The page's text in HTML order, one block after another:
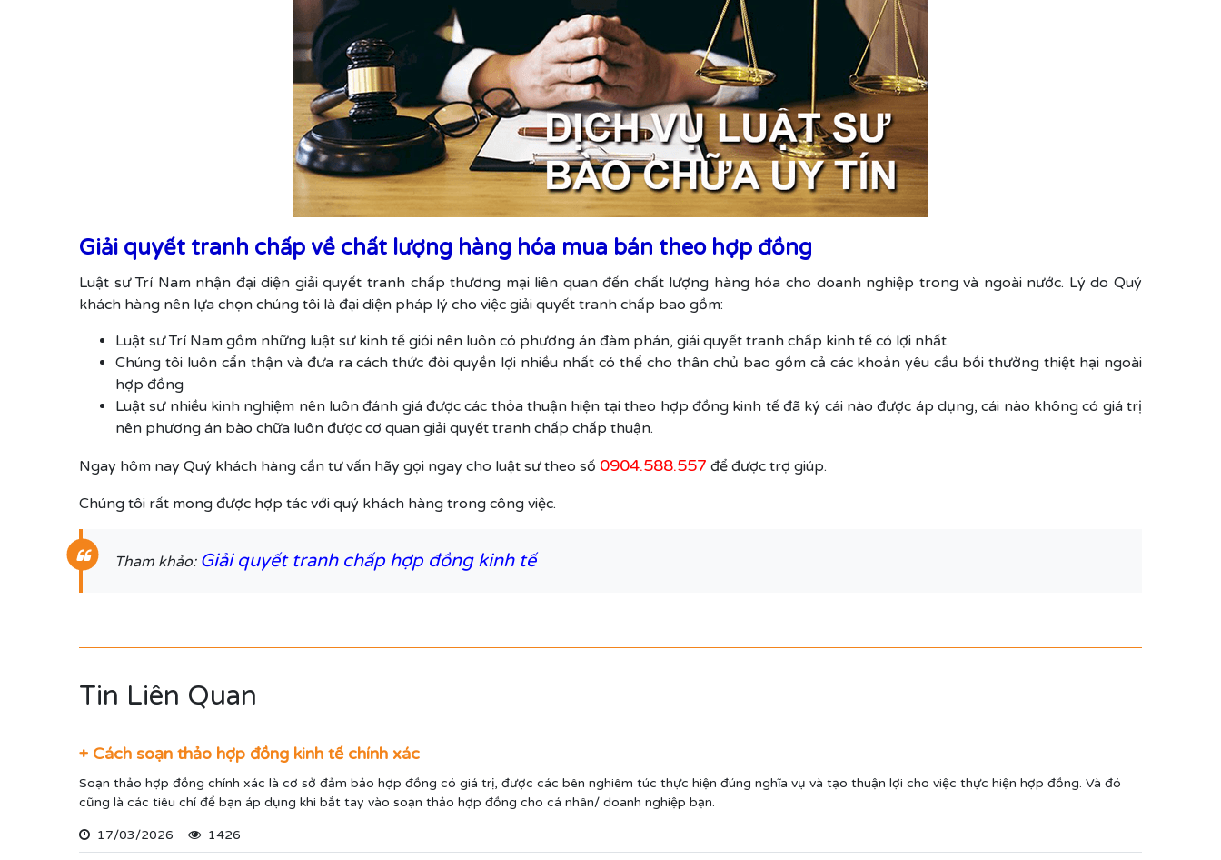
Giải quyết tranh chấp về chất lượng hàng hóa mua bán theo hợp đồng
Luật sư Trí Nam nhận đại diện giải quyết tranh chấp thương mại liên quan đến chất lượng hàng hóa cho doanh nghiệp trong và ngoài nước. Lý do Quý
khách hàng nên lựa chọn chúng tôi là đại diện pháp lý cho việc giải quyết tranh chấp bao gồm:
Luật sư Trí Nam gồm những luật sư kinh tế giỏi nên luôn có phương án đàm phán, giải quyết tranh chấp kinh tế có lợi nhất.
Chúng tôi luôn cẩn thận và đưa ra cách thức đòi quyền lợi nhiều nhất có thể cho thân chủ bao gồm cả các khoản yêu cầu bồi thường thiệt hại ngoài
hợp đồng
Luật sư nhiều kinh nghiệm nên luôn đánh giá được các thỏa thuận hiện tại theo hợp đồng kinh tế đã ký cái nào được áp dụng, cái nào không có giá trị
nên phương án bào chữa luôn được cơ quan giải quyết tranh chấp chấp thuận.
Ngay hôm nay Quý khách hàng cần tư vấn hãy gọi ngay cho luật sư theo số 0904.588.557 để được trợ giúp.
Chúng tôi rất mong được hợp tác với quý khách hàng trong công việc.
Tham khảo: Giải quyết tranh chấp hợp đồng kinh tế
Tin Liên Quan
+ Cách soạn thảo hợp đồng kinh tế chính xác
Soạn thảo hợp đồng chính xác là cơ sở đảm bảo hợp đồng có giá trị, được các bên nghiêm túc thực hiện đúng nghĩa vụ và tạo thuận lợi cho việc thực hiện hợp đồng. Và đó
cũng là các tiêu chí để bạn áp dụng khi bắt tay vào soạn thảo hợp đồng cho cá nhân/ doanh nghiệp bạn.
17/03/2026 1426